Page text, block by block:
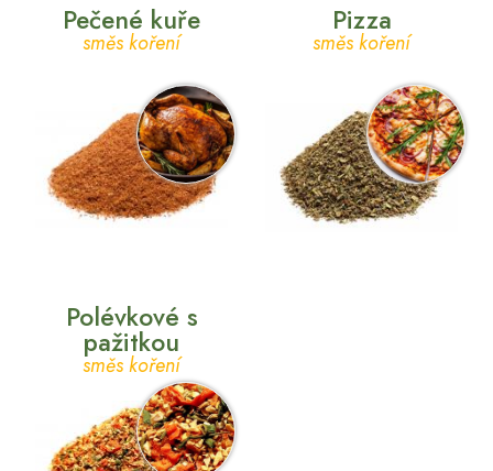
Pečené kuře
směs koření
Pizza
směs koření
Polévkové s
pažitkou
směs koření